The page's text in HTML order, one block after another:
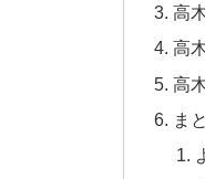
高
高
高
ま